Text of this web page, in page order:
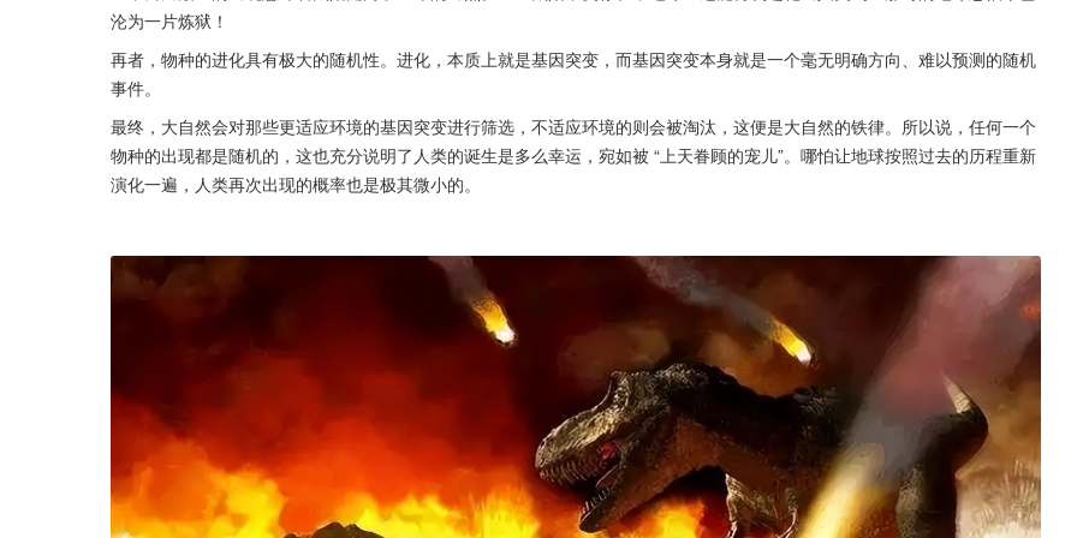
沦为一片炼狱！
再者，物种的进化具有极大的随机性。进化，本质上就是基因突变，而基因突变本身就是一个毫无明确方向、难以预测的随机
事件。
最终，大自然会对那些更适应环境的基因突变进行筛选，不适应环境的则会被淘汰，这便是大自然的铁律。所以说，任何一个
物种的出现都是随机的，这也充分说明了人类的诞生是多么幸运，宛如被 “上天眷顾的宠儿”。哪怕让地球按照过去的历程重新
演化一遍，人类再次出现的概率也是极其微小的。